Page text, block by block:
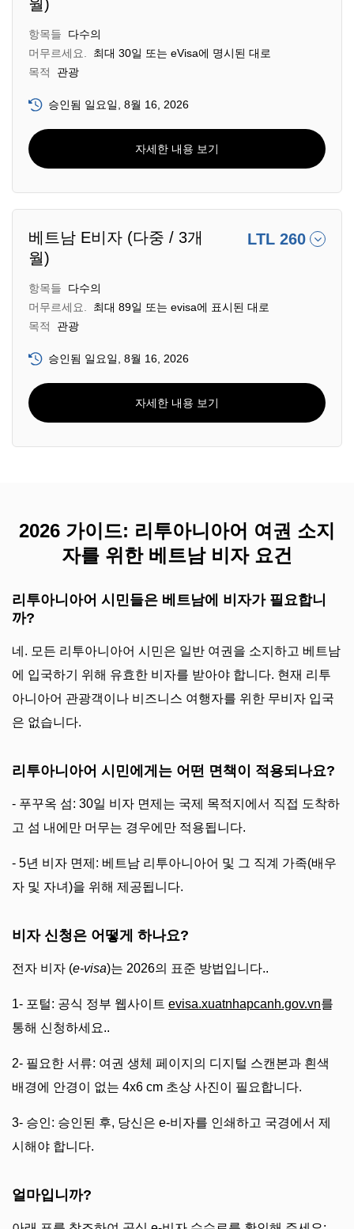
월)
항목들
다수의
머무르세요.
최대 30일 또는 eVisa에 명시된 대로
목적
관광
승인됨 일요일, 8월 16, 2026
자세한 내용 보기
베트남 E비자 (다중 / 3개
월)
LTL 260
항목들
다수의
머무르세요.
최대 89일 또는 evisa에 표시된 대로
목적
관광
승인됨 일요일, 8월 16, 2026
자세한 내용 보기
2026 가이드: 리투아니아어 여권 소지
자를 위한 베트남 비자 요건
리투아니아어 시민들은 베트남에 비자가 필요합니
까?
네. 모든 리투아니아어 시민은 일반 여권을 소지하고 베트남
에 입국하기 위해 유효한 비자를 받아야 합니다. 현재 리투
아니아어 관광객이나 비즈니스 여행자를 위한 무비자 입국
은 없습니다.
리투아니아어 시민에게는 어떤 면책이 적용되나요?
- 푸꾸옥 섬: 30일 비자 면제는 국제 목적지에서 직접 도착하
고 섬 내에만 머무는 경우에만 적용됩니다.
- 5년 비자 면제: 베트남 리투아니아어 및 그 직계 가족(배우
자 및 자녀)을 위해 제공됩니다.
비자 신청은 어떻게 하나요?
전자 비자 (e-visa)는 2026의 표준 방법입니다..
1- 포털: 공식 정부 웹사이트 evisa.xuatnhapcanh.gov.vn를
통해 신청하세요..
2- 필요한 서류: 여권 생체 페이지의 디지털 스캔본과 흰색
배경에 안경이 없는 4x6 cm 초상 사진이 필요합니다.
3- 승인: 승인된 후, 당신은 e-비자를 인쇄하고 국경에서 제
시해야 합니다.
얼마입니까?